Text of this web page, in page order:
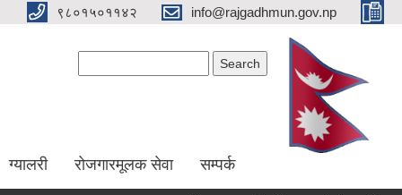
९८०१५०११४२ info@rajgadhmun.gov.np
ग्यालरी रोजगारमूलक सेवा सम्पर्क